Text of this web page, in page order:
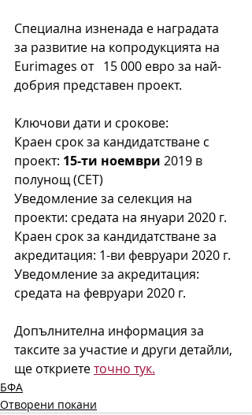
Специална изненада е наградата
за развитие на копродукцията на
Eurimages от   15 000 евро за най-
добрия представен проект.
Ключови дати и срокове:
Краен срок за кандидатстване с
проект: 15-ти ноември 2019 в
полунощ (CET)
Уведомление за селекция на
проекти: средата на януари 2020 г.
Краен срок за кандидатстване за
акредитация: 1-ви февруари 2020 г.
Уведомление за акредитация:
средата на февруари 2020 г.
Допълнителна информация за
таксите за участие и други детайли,
ще откриете точно тук.
БФА
Отворени покани